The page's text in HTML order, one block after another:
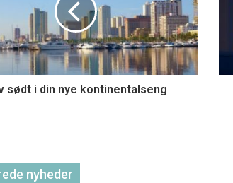
sødt i din nye kontinentalseng
nyheder